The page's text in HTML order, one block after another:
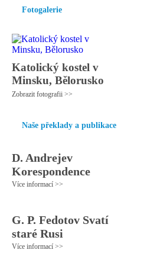
Fotogalerie
Katolický kostel v
Minsku, Bělorusko
Zobrazit fotografii >>
Naše překlady a publikace
D. Andrejev
Korespondence
Více informací >>
G. P. Fedotov Svatí
staré Rusi
Více informací >>